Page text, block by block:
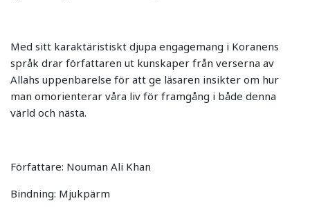
Med sitt karaktäristiskt djupa engagemang i Koranens
språk drar författaren ut kunskaper från verserna av
Allahs uppenbarelse för att ge läsaren insikter om hur
man omorienterar våra liv för framgång i både denna
värld och nästa.
Författare: Nouman Ali Khan
Bindning: Mjukpärm